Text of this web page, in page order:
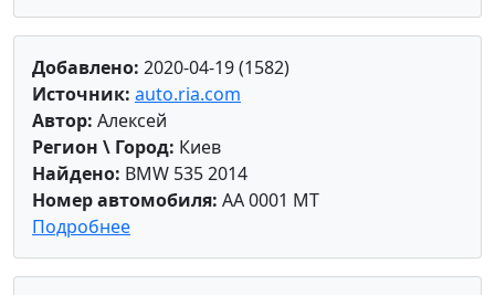
Добавлено: 2020-04-19 (1582)
Источник: auto.ria.com
Автор: Алексей
Регион \ Город: Киев
Найдено: BMW 535 2014
Номер автомобиля: AA 0001 MT
Подробнее